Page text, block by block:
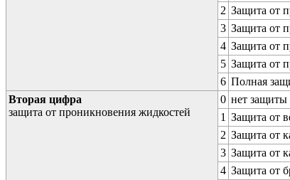
2 Защита от
3 Защита от
4 Защита от
5 Защита от
6 Полная
Вторая цифра
защита от проникновения жидкостей
0 нет защиты
1 Защита от
2 Защита от
3 Защита от
4 Защита от